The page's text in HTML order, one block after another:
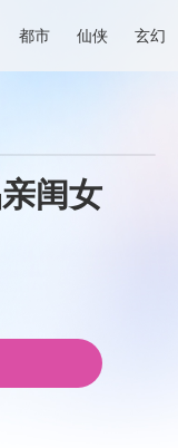
都市 仙侠 玄幻
闺女